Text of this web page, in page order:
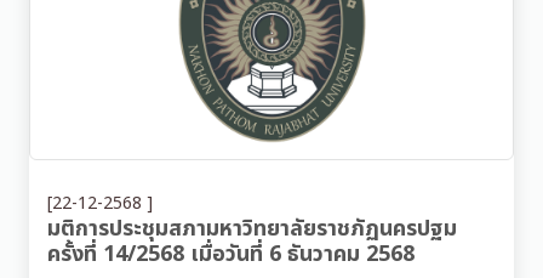
[22-12-2568 ]
มติการประชุมสภามหาวิทยาลัยราชภัฏนครปฐม
ครั้งที่ 14/2568 เมื่อวันที่ 6 ธันวาคม 2568